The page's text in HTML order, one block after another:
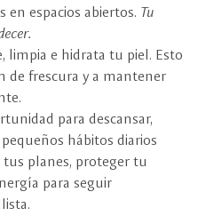
en espacios abiertos. Tu
limpia e hidrata tu piel. Esto
de frescura y a mantener
para descansar,
hábitos diarios
planes, proteger tu
para seguir